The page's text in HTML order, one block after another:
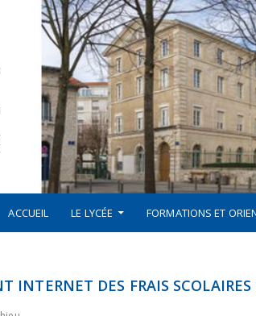
ROCHELLE
ACCUEIL LE LYCÉE FORMATIONS ET
INTERNET DES FRAIS SCOLAIRES